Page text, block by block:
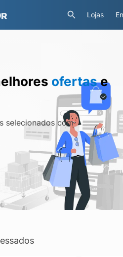
Lojas
ofertase
selecionados com